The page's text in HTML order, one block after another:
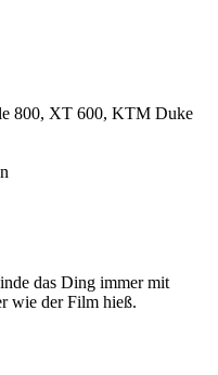
800, XT 600, KTM Duke
das Ding immer mit
wie der Film hieß.